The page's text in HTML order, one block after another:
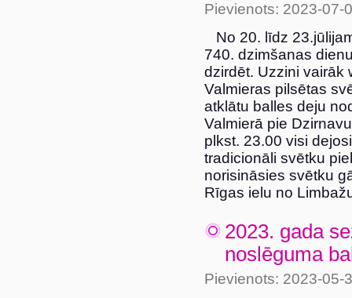
Pievienots: 2023-07-
No 20. līdz
740. dzimšanas
dzirdēt. Uzzini
Valmieras pilsētas
atklātu balles deju
Valmierā pie
plkst. 23.00 visi
tradicionāli svētku
norisināsies svētku
Rīgas ielu no
2023. gada
noslēguma
Pievienots: 2023-05-